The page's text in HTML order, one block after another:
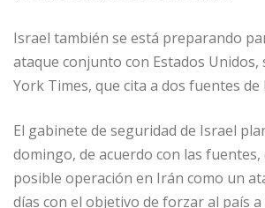
Israel también se está preparando
ataque conjunto con Estados
York Times, que cita a dos fuentes de
El gabinete de seguridad de Israel
domingo, de acuerdo con las fuentes,
posible operación en Irán como un
días con el objetivo de forzar al país a